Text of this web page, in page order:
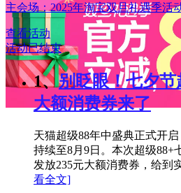
主会场：2025年淘宝双旦礼遇季活
查看活动
活动已结束
1、 别眨眼！七夕节
大额消费券来了
天猫超级88年中盛典正式开
持续至8月9日。本次超级88+
发放235元大额消费券，给到
看全文]